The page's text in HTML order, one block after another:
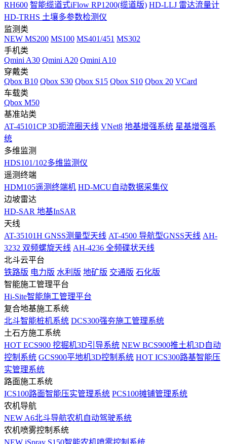
RH600 智能缆道式iFlow RP1200(缆道版) HD-LLJ 雷达流量计
HD-TRHS 土壤多参数检测仪
监测类
NEW MS200 MS100 MS401/451 MS302
手机类
Qmini A30 Qmini A20 Qmini A10
穿戴类
Qbox B10 Qbox S30 Qbox S15 Qbox S10 Qbox 20 VCard
车载类
Qbox M50
基准站类
AT-45101CP 3D扼流圈天线 VNet8 地基增强系统 星基增强系
统
多维监测
HDS101/102多维监测仪
遥测终端
HDM105遥测终端机 HD-MCU自动数据采集仪
边坡雷达
HD-SAR 地基InSAR
天线
AT-35101H GNSS测量型天线 AT-4500 导航型GNSS天线 AH-
3232 双频螺旋天线 AH-4236 全频碟状天线
北斗云平台
铁路版 电力版 水利版 地矿版 交通版 石化版
智能施工管理平台
Hi-Site智能施工管理平台
复合地基施工系统
北斗智能桩机系统 DCS300强夯施工管理系统
土石方施工系统
HOT ECS900 挖掘机3D引导系统 NEW BCS900推土机3D自动
控制系统 GCS900平地机3D控制系统 HOT ICS300路基智能压
实管理系统
路面施工系统
ICS100路面智能压实管理系统 PCS100摊铺管理系统
农机导航
NEW A6北斗导航农机自动驾驶系统
农机喷雾控制系统
NEW iSpray S150智能农机喷雾控制系统